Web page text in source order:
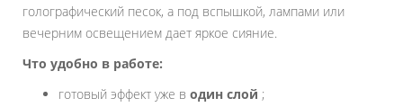
голографический песок, а под вспышкой, лампами или
вечерним освещением дает яркое сияние.
Что удобно в работе:
готовый эффект уже в один слой ;